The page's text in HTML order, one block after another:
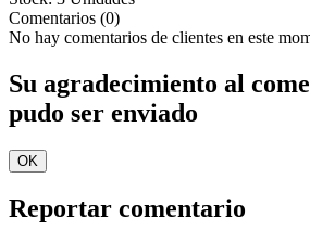
Comentarios (0)
No hay comentarios de clientes en este
Su agradecimiento al
pudo ser enviado
OK
Reportar comentario